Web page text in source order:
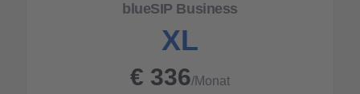
blueSIP Business
XL
€ 336/Monat